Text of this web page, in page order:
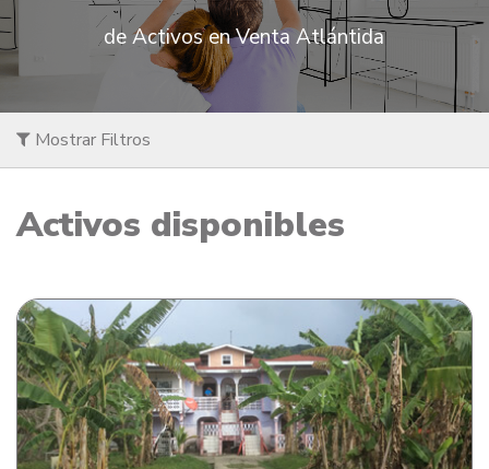
de Activos en Venta Atlántida
Mostrar Filtros
Activos disponibles
Casa de habitación Savannah Bight